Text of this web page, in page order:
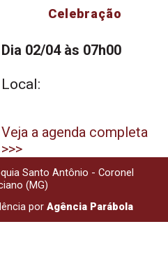
Celebração
Dia 02/04 às 07h00
Local:
Veja a agenda completa
>>>
Santo Antônio - Coronel
(MG)
por Agência Parábola